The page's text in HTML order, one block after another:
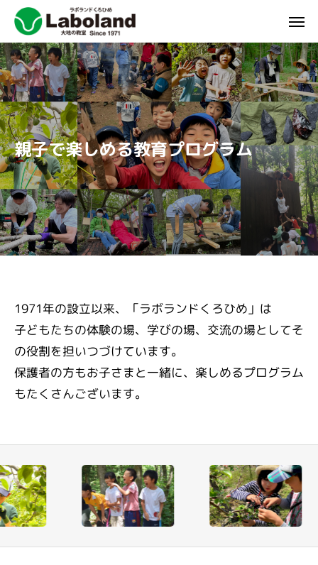
親子で楽しめる教育プログラム
1971年の設立以来、「ラボランドくろひめ」は
子どもたちの体験の場、学びの場、交流の場としてそ
の役割を担いつづけています。
保護者の方もお子さまと一緒に、楽しめるプログラム
もたくさんございます。